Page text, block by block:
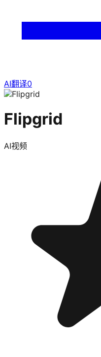
AI翻译0
Flipgrid
AI视频